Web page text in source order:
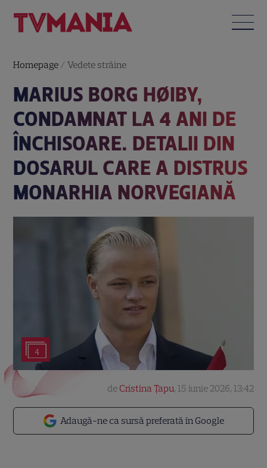
Homepage /Vedete străine
MARIUS BORG HØIBY,
CONDAMNAT LA 4 ANI DE
ÎNCHISOARE. DETALII DIN
DOSARUL CARE A DISTRUS
MONARHIA NORVEGIANĂ
4
Adaugă-ne ca sursă preferată în Google
de Cristina Țapu, 15 iunie 2026, 13:42